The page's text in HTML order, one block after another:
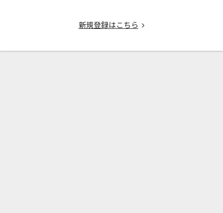
新規登録はこちら